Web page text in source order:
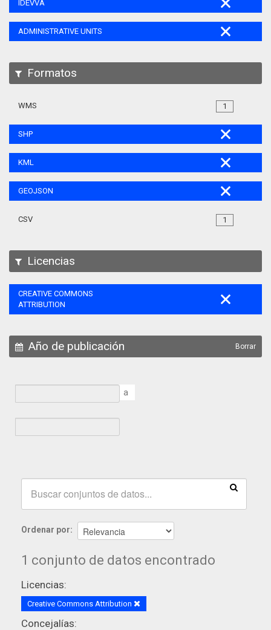
IDEVVA
ADMINISTRATIVE UNITS
Formatos
1
WMS
SHP
KML
GEOJSON
1
CSV
Licencias
CREATIVE COMMONS
ATTRIBUTION
Año de publicación Borrar
a
Ordenar por
1 conjunto de datos encontrado
Licencias:
Creative Commons Attribution
Concejalías: